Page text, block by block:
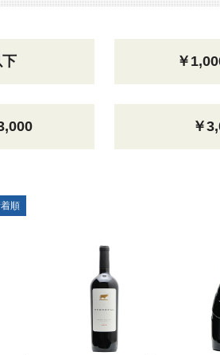
￥
￥
順